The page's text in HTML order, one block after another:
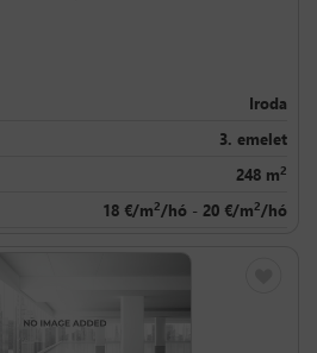
Iroda
3. emelet
248 m2
18 €/m2/hó - 20 €/m2/hó